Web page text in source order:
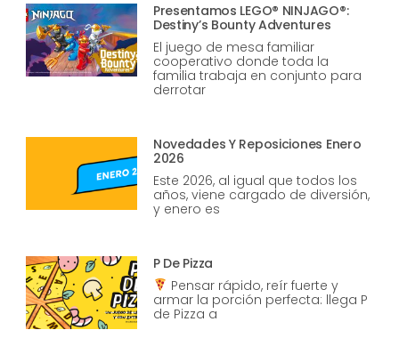
Presentamos LEGO® NINJAGO®:
Destiny’s Bounty Adventures
El juego de mesa familiar
cooperativo donde toda la
familia trabaja en conjunto para
derrotar
Novedades Y Reposiciones Enero
2026
Este 2026, al igual que todos los
años, viene cargado de diversión,
y enero es
P De Pizza
Pensar rápido, reír fuerte y
armar la porción perfecta: llega P
de Pizza a